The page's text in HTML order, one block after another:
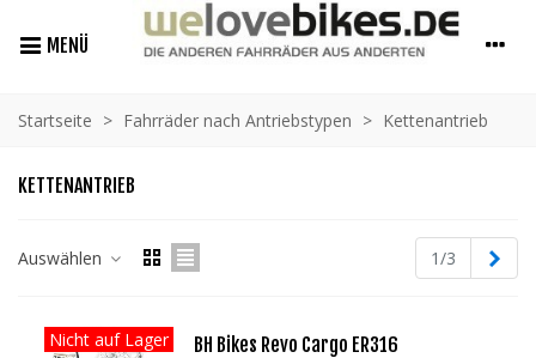
MENÜ
Startseite > Fahrräder nach Antriebstypen > Kettenantrieb
KETTENANTRIEB
Auswählen 1/3
Nicht auf Lager
BH Bikes Revo Cargo ER316